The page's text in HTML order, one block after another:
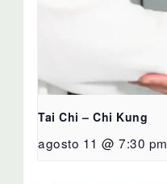
Tai Chi – Chi Kung
agosto 11 @ 7:30 pm